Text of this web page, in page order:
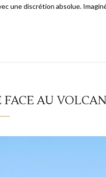
une discrétion absolue.
FACE AU VOLCAN